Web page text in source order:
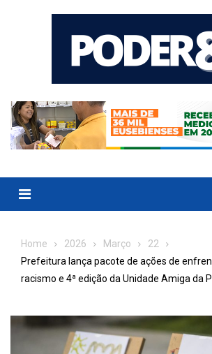
Menu
Home 2026 Março
22
Prefeitura lança pacote de ações de
racismo e 4ª edição da Unidade Amiga da